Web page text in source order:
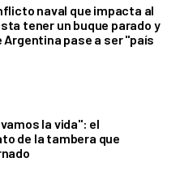
naval que impacta al
tener un buque parado y
Argentina pase a ser "país
la vida": el
de la tambera que